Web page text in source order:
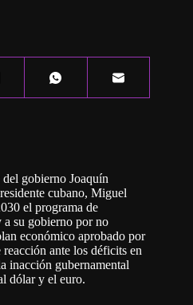
gobierno Joaquín
cubano, Miguel
el programa de
a su gobierno por no
económico aprobado por
ante los déficits en
inacción gubernamental
dólar y el euro.